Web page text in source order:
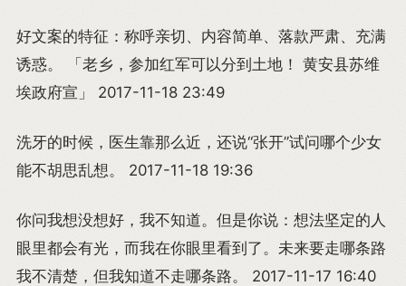
好文案的特征：称呼亲切、内容简单、落款严肃、充满
诱惑。 「老乡，参加红军可以分到土地！ 黄安县苏维
埃政府宣」 2017-11-18 23:49
洗牙的时候，医生靠那么近，还说“张开”试问哪个少女
能不胡思乱想。 2017-11-18 19:36
你问我想没想好，我不知道。但是你说：想法坚定的人
眼里都会有光，而我在你眼里看到了。未来要走哪条路
我不清楚，但我知道不走哪条路。 2017-11-17 16:40